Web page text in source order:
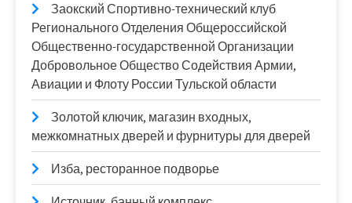
Заокский Спортивно-технический клуб
Регионального Отделения Общероссийской
Общественно-государственной Организации
Добровольное Общество Содействия Армии,
Авиации и Флоту России Тульской области
Золотой ключик, магазин входных,
межкомнатных дверей и фурнитуры для дверей
Изба, ресторанное подворье